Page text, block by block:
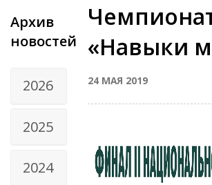
Архив
новостей
2026
2025
2024
«Навыки
24 МАЯ 2019